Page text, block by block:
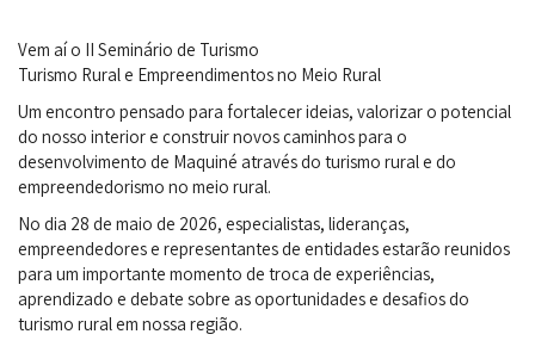
Vem aí o II Seminário de Turismo
Turismo Rural e Empreendimentos no Meio Rural
Um encontro pensado para fortalecer ideias, valorizar o potencial
do nosso interior e construir novos caminhos para o
desenvolvimento de Maquiné através do turismo rural e do
empreendedorismo no meio rural.
No dia 28 de maio de 2026, especialistas, lideranças,
empreendedores e representantes de entidades estarão reunidos
para um importante momento de troca de experiências,
aprendizado e debate sobre as oportunidades e desafios do
turismo rural em nossa região.